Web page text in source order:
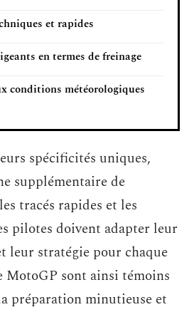
et rapides
en termes de freinage
conditions météorologiques
spécificités uniques,
supplémentaire de
tracés rapides et les
pilotes doivent adapter leur
leur stratégie pour chaque
MotoGP sont ainsi témoins
préparation minutieuse et